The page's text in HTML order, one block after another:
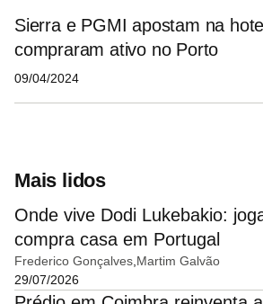
Sierra e PGMI apostam na
compraram ativo no Porto
09/04/2024
Mais lidos
Onde vive Dodi Lukebakio:
compra casa em Portugal
Frederico Gonçalves Martim Galvão
29/07/2026